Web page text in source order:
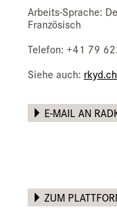
Arbeits-Sprache:
Französisch
Telefon: +41 79
Siehe auch: rkyd.ch
E-MAIL AN
ZUM